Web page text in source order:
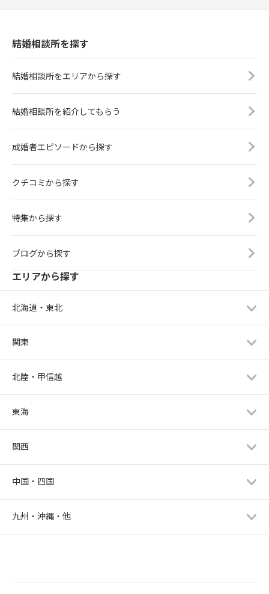
結婚相談所を探す
結婚相談所をエリアから探す
結婚相談所を紹介してもらう
成婚者エピソードから探す
クチコミから探す
特集から探す
ブログから探す
エリアから探す
北海道・東北
関東
北陸・甲信越
東海
関西
中国・四国
九州・沖縄・他